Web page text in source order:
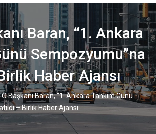
Baran, “1. Ankara
Sempozyumu”na
Haber Ajansı
Başkanı Baran, “1. Ankara Tahkim Günü
– Birlik Haber Ajansı